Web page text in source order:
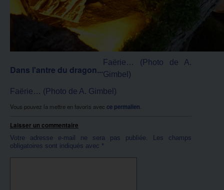
Dans l'antre du dragon...
Faërie… (Photo de A.
Gimbel)
Faërie… (Photo de A. Gimbel)
Vous pouvez la mettre en favoris avec ce permalien
Laisser un commentaire
Votre adresse e-mail ne sera pas publiée.
Les champs
obligatoires sont indiqués avec *